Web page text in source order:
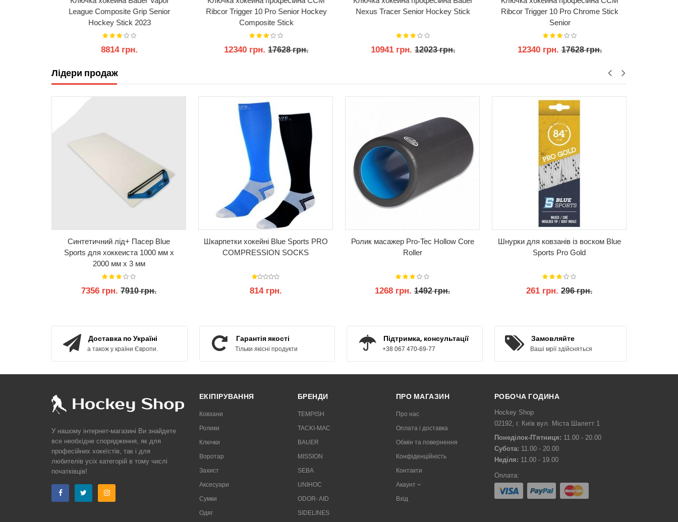
League Composite Grip Senior
Hockey Stick 2023
8814 грн.
Ribcor Trigger 10 Pro Senior Hockey
Composite Stick
12340 грн. 17628 грн.
Nexus Tracer Senior Hockey Stick
10941 грн. 12023 грн.
Ribcor Trigger 10 Pro Chrome Stick
Senior
12340 грн. 17628 грн.
Лідери продаж
Синтетичний лід+ Пасер Blue
Sports для хоккеиста 1000 мм x
2000 мм x 3 мм
7356 грн. 7910 грн.
Шкарпетки хокейні Blue Sports PRO
COMPRESSION SOCKS
814 грн.
Ролик масажер Pro-Tec Hollow Core
Roller
1268 грн. 1492 грн.
Шнурки для ковзанів із воском Blue
Sports Pro Gold
261 грн. 296 грн.
Доставка по Україні
а також у країни Європи.
Гарантія якості
Тільки якісні продукти
Підтримка, консультації
+38 067 470-69-77
Замовляйте
Ваші мрії здійсняться
У нашому інтернет-магазині Ви знайдете
все необхідне спорядження, як для
професійних хокеїстів, так і для
любителів усіх категорій в тому числі
початківців!
ЕКІПІРУВАННЯ
Ковзани
Ролики
Ключки
Воротар
Захист
Аксесуари
Сумки
Одяг
БРЕНДИ
TEMPISH
TACKI-MAC
BAUER
MISSION
SEBA
UNIHOC
ODOR- AID
SIDELINES
ПРО МАГАЗИН
Про нас
Оплата і доставка
Обмін та повернення
Конфіденційність
Контакти
Акаунт
Вхід
РОБОЧА ГОДИНА
Hockey Shop
02192, г. Київ вул. Міста Шалетт 1
Понеділок-П'ятниця: 11.00 - 20.00
Субота: 11.00 - 20.00
Неділя: 11.00 - 19.00
Оплата: